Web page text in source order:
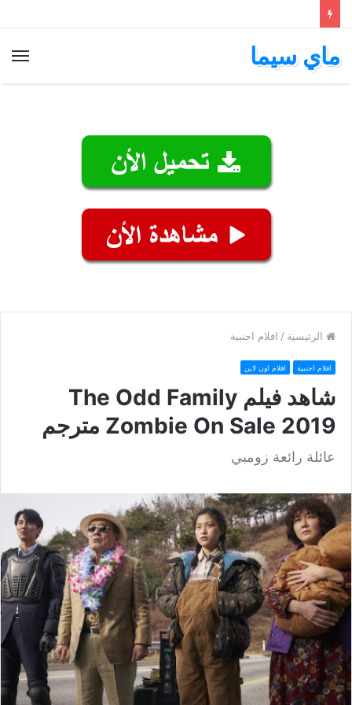
ماي سيما
الرئيسية / افلام اجنبية
افلام اجنبية افلام اون لاين
شاهد فيلم The Odd Family
Zombie On Sale 2019 مترجم
عائلة رائعة زومبي